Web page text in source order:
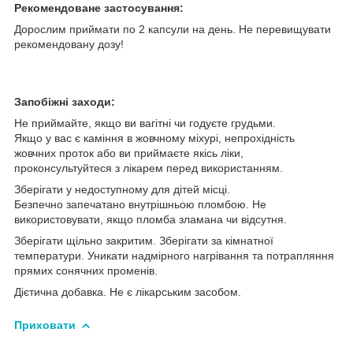
Рекомендоване застосування:
Дорослим приймати по 2 капсули на день. Не перевищувати
рекомендовану дозу!
Запобіжні заходи:
Не приймайте, якщо ви вагітні чи годуєте грудьми.
Якщо у вас є каміння в жовчному міхурі, непрохідність
жовчних проток або ви приймаєте якісь ліки,
проконсультуйтеся з лікарем перед використанням.
Зберігати у недоступному для дітей місці.
Безпечно запечатано внутрішньою пломбою. Не
використовувати, якщо пломба зламана чи відсутня.
Зберігати щільно закритим. Зберігати за кімнатної
температури. Уникати надмірного нагрівання та потрапляння
прямих сонячних променів.
Дієтична добавка. Не є лікарським засобом.
Приховати